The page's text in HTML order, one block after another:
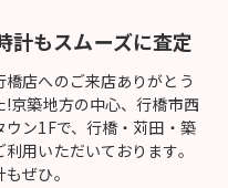
計もスムーズに査定
橋店へのご来店ありがとう
!京築地方の中心、行橋市西
ウン1Fで、行橋・苅田・築
利用いただいております。
ぜひ。